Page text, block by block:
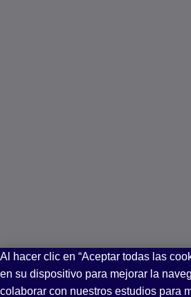
Al hacer clic en “Aceptar todas las
en su dispositivo para mejorar la
colaborar con nuestros estudios para